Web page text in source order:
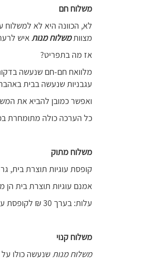
משלוח חם
לא, הכוונה היא לא
מצוותמשלוח מנותאיש
אז מה בתפריט?
מלוואח חם-חם שנעשה
עגבניות שנעשה בבית
ואפשר כמובן להביא את
כל הערכה כולה מתומחרת בכ 20 ₪ כולל הצלופן לאריזה והסלסילה שבה נניח את
משלוח מתוק
קופסת עוגיות תוצרת בית,
אמנם עוגיות תוצרת בית הן
עלות: בערך 30 ₪ לקופסת עוגיות מפנקת ועוד 30-40 ₪ לבקבוק יין, קצת יותר יקר אבל מיוחד.
משלוח קנוי
משלוח מנותשנעשה כולו